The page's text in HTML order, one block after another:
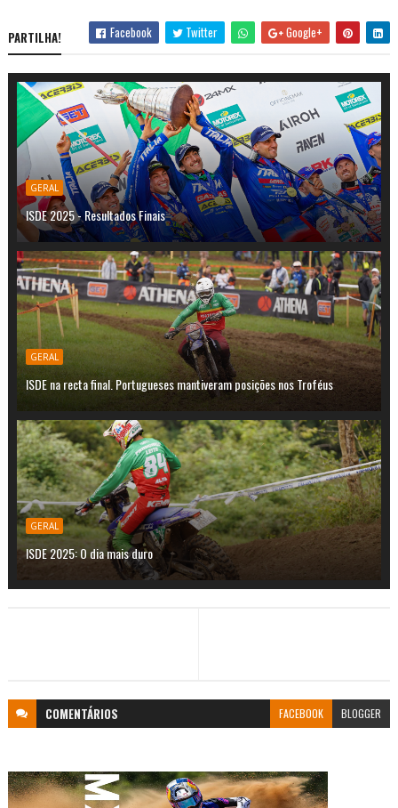
PARTILHA! Facebook Twitter Google+
GERAL
ISDE 2025 - Resultados Finais
GERAL
ISDE na recta final. Portugueses mantiveram posições nos Troféus
GERAL
ISDE 2025: O dia mais duro
COMENTÁRIOS FACEBOOK BLOGGER